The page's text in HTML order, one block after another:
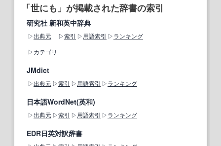
「世にも」が掲載された辞書の索引
研究社 新和英中辞典
出典元 索引 用語索引
ランキング
カテゴリ
JMdict
出典元 索引 用語索引 ランキング
日本語WordNet(英和)
出典元 索引 用語索引 ランキング
EDR日英対訳辞書